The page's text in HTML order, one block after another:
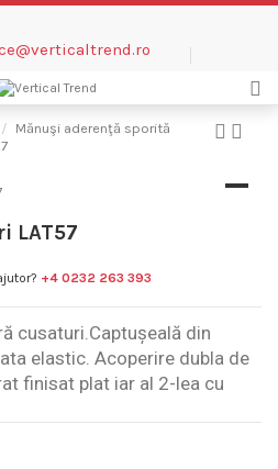
Mănuşi aderenţă sporită
LAT57
+4 0232 263 393
cusaturi.Captușeală din
elastic. Acoperire dubla de
finisat plat iar al 2-lea cu